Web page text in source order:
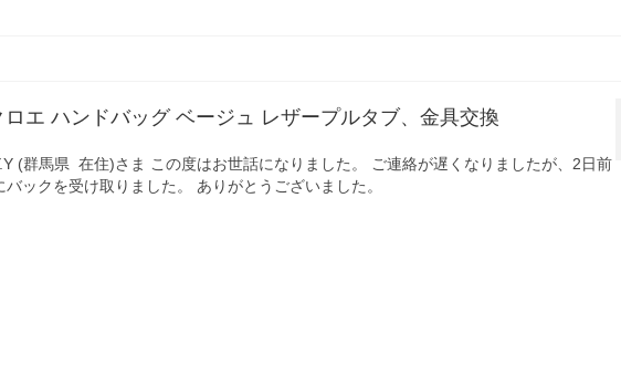
ロエ ハンドバッグ ベージュ レザープルタブ、金具交換
(群馬県 在住)さま この度はお世話になりました。 ご連絡が遅くなりましたが、2日前
バックを受け取りました。 ありがとうございました。